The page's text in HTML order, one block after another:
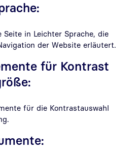
in Leichter Sprache, die
der Website erläutert.
für Kontrast
für die Kontrastauswahl